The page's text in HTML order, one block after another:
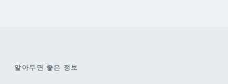
알아두면 좋은 정보